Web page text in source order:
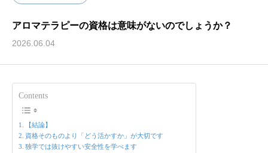
アロマテラピーの資格は意味がないのでしょうか？
2026.06.04
Contents
【結論】
資格そのものより「どう活かすか」が大切です
独学では抜けやすい安全性を学べます